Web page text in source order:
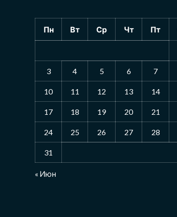
Пн Вт Ср Чт Пт
3 4 5 6 7
10 11 12 13 14
17 18 19 20 21
24 25 26 27 28
31
« Июн